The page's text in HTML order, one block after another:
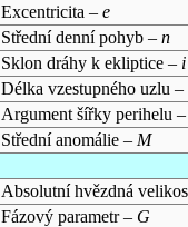
Excentricita – e
Střední denní pohyb – n
Sklon dráhy k ekliptice – i
Délka vzestupného uzlu –
Argument šířky perihelu
Střední anomálie – M
Absolutní hvězdná
Fázový parametr – G